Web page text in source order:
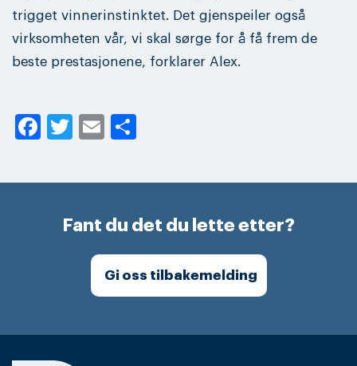
trigget vinnerinstinktet. Det gjenspeiler også
virksomheten vår, vi skal sørge for å få frem de
beste prestasjonene, forklarer Alex.
Facebook
Twitter
Email
Fant du det du lette etter?
Gi oss tilbakemelding